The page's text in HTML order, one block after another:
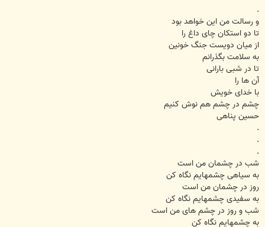
.
و رسالت من این خواهد بود
تا دو استکان چای داغ را
از میان دویست جنگ خونین
به سلامت بگذرانم
تا در شبی بارانی
آن ها را
با خدای خویش
چشم در چشم هم نوش کنیم
حسین پناهی
.
.
.
شب در چشمان من است
به سیاهی چشمهایم نگاه کن
روز در چشمان من است
به سفیدی چشمهایم نگاه کن
شب و روز در چشم های من است
به چشمهایم نگاه کن